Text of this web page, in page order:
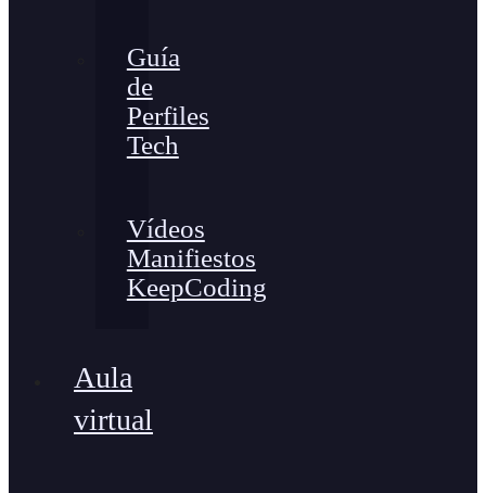
Guía
de
Perfiles
Tech
Vídeos
Manifiestos
KeepCoding
Aula
virtual